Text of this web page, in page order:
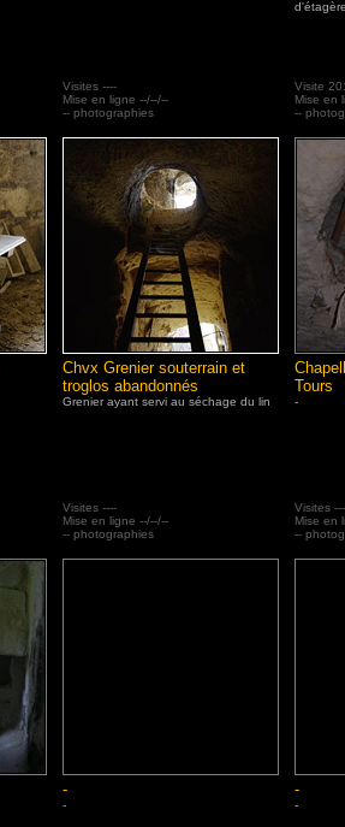
Chvx Grenier souterrain et
troglos abandonnés
Grenier ayant servi au séchage du lin
Tours
-
Visite
Mise en
--
Visites ----
Mise en ligne --/--/--
-- photographies
-
-
-
-
Visites
Mise en
--
Visites ----
Mise en ligne --/--/--
-- photographies